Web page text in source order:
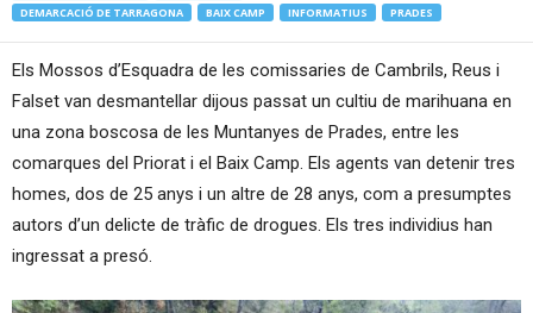
DEMARCACIÓ DE TARRAGONA
BAIX CAMP INFORMATIUS PRADES
Els Mossos d’Esquadra de les comissaries de Cambrils, Reus i
Falset van desmantellar dijous passat un cultiu de marihuana en
una zona boscosa de les Muntanyes de Prades, entre les
comarques del Priorat i el Baix Camp. Els agents van detenir tres
homes, dos de 25 anys i un altre de 28 anys, com a presumptes
autors d’un delicte de tràfic de drogues. Els tres individius han
ingressat a presó.